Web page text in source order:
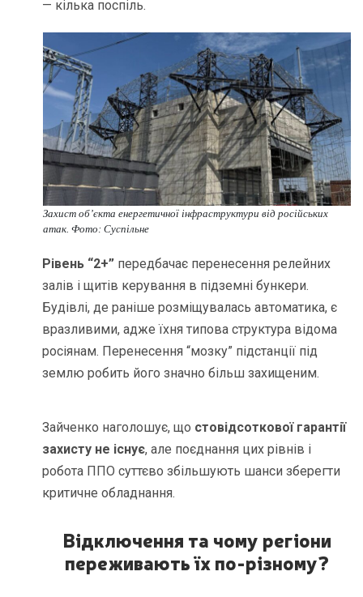
— кілька поспіль.
Захист обʼєкта енергетичної інфраструктури від російських
атак. Фото: Суспільне
Рівень “2+” передбачає перенесення релейних
залів і щитів керування в підземні бункери.
Будівлі, де раніше розміщувалась автоматика, є
вразливими, адже їхня типова структура відома
росіянам. Перенесення “мозку” підстанції під
землю робить його значно більш захищеним.
Зайченко наголошує, що стовідсоткової гарантії
захисту не існує, але поєднання цих рівнів і
робота ППО суттєво збільшують шанси зберегти
критичне обладнання.
Відключення та чому регіони
переживають їх по-різному?